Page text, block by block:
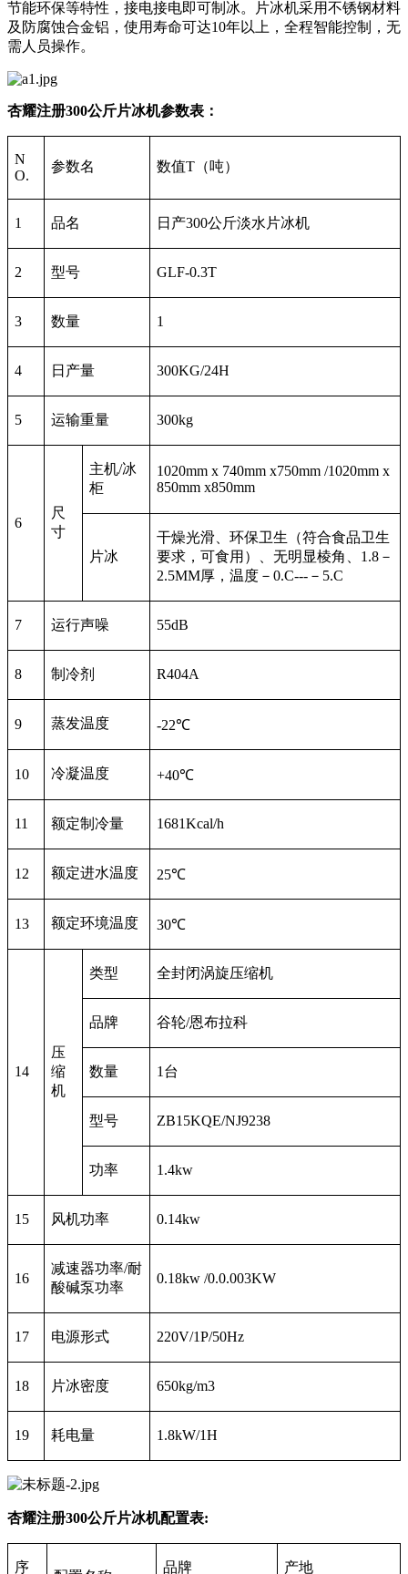
节能环保等特性，接电接电即可制冰。片冰机采用不锈钢材料
及防腐蚀合金铝，使用寿命可达10年以上，全程智能控制，无
需人员操作。
杏耀注册300公斤片冰机参数表：
N
O.
参数名 数值T（吨）
1 品名 日产300公斤淡水片冰机
2 型号 GLF-0.3T
3 数量 1
4 日产量 300KG/24H
5 运输重量 300kg
6
尺
寸
主机/冰
柜
1020mm x 740mm x750mm /1020mm x
850mm x850mm
片冰
干燥光滑、环保卫生（符合食品卫生
要求，可食用）、无明显棱角、1.8－
2.5MM厚，温度－0.C---－5.C
7 运行声噪 55dB
8 制冷剂 R404A
9 蒸发温度 -22℃
10 冷凝温度 +40℃
11 额定制冷量 1681Kcal/h
12 额定进水温度 25℃
13 额定环境温度 30℃
14
压
缩
机
类型 全封闭涡旋压缩机
品牌 谷轮/恩布拉科
数量 1台
型号 ZB15KQE/NJ9238
功率 1.4kw
15 风机功率 0.14kw
16
减速器功率/耐
酸碱泵功率
0.18kw /0.0.003KW
17 电源形式 220V/1P/50Hz
18 片冰密度 650kg/m3
19 耗电量 1.8kW/1H
杏耀注册300公斤片冰机配置表:
序
品牌 产地